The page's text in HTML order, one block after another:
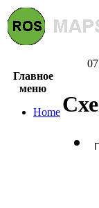
Главное
меню
Home